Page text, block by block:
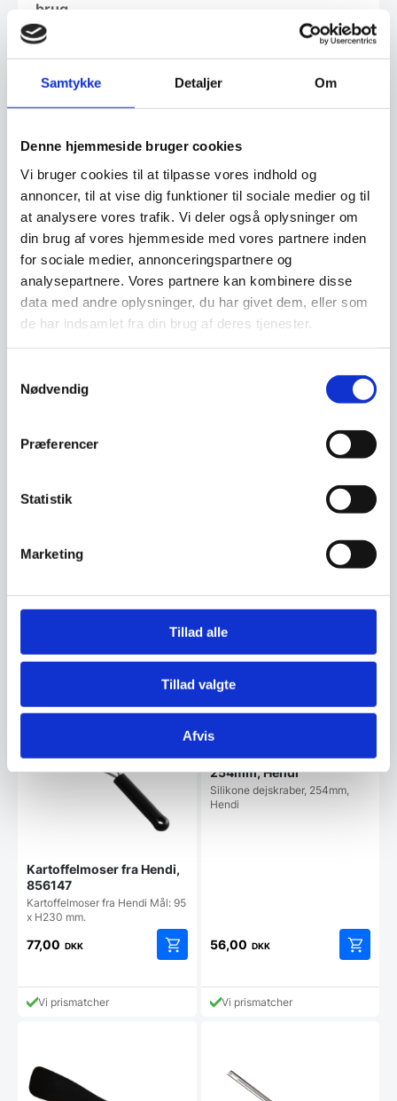
Samtykke Detaljer Om
Denne hjemmeside bruger cookies
Vi bruger cookies til at tilpasse vores indhold og
annoncer, til at vise dig funktioner til sociale medier og til
at analysere vores trafik. Vi deler også oplysninger om
din brug af vores hjemmeside med vores partnere inden
for sociale medier, annonceringspartnere og
analysepartnere. Vores partnere kan kombinere disse
data med andre oplysninger, du har givet dem, eller som
de har indsamlet fra din brug af deres tjenester.
Nødvendig
Præferencer
Statistik
Marketing
Tillad alle
Tillad valgte
Afvis
brug
Det skridsikre, fødevaregodkendte
reducerer træthed ved gentagne bevægelser,
hvilket er essentielt i professionelle køkkener.
ophængning, som sparer plads og holder
arbejdsområdet ryddeligt. Kombinationen af
slidstærkt rustfrit stål og letvægts
polypropylene gør spatlen modstandsdygtig
over for daglig brug og opvaskemaskine, hvilket
garanterer lang levetid og høj hygiejne. Denne
spatels enkle og funktionelle design gør den til
et pålideligt redskab til præcis og effektiv
håndtering af pizzadej og bagværk, uanset om
Relaterede varer
Kartoffelmoser fra Hendi,
856147
Kartoffelmoser fra Hendi Mål: 95
x H230 mm.
77,00 DKK
Vi prismatcher
Silikone dejskraber,
254mm, Hendi
Silikone dejskraber, 254mm,
Hendi
56,00 DKK
Vi prismatcher